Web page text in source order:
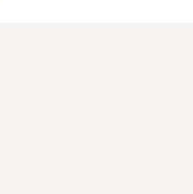
- 92913 Paris La Défense cedex.
vendeur et 3,60 % TTC (3 % + TVA 20
Mesemena - Bât A - CS 25222 - 44505 LA